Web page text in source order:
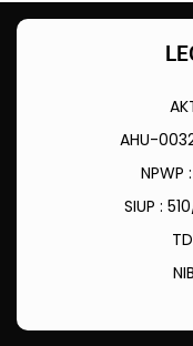
AHU-
NPWP
SIUP :